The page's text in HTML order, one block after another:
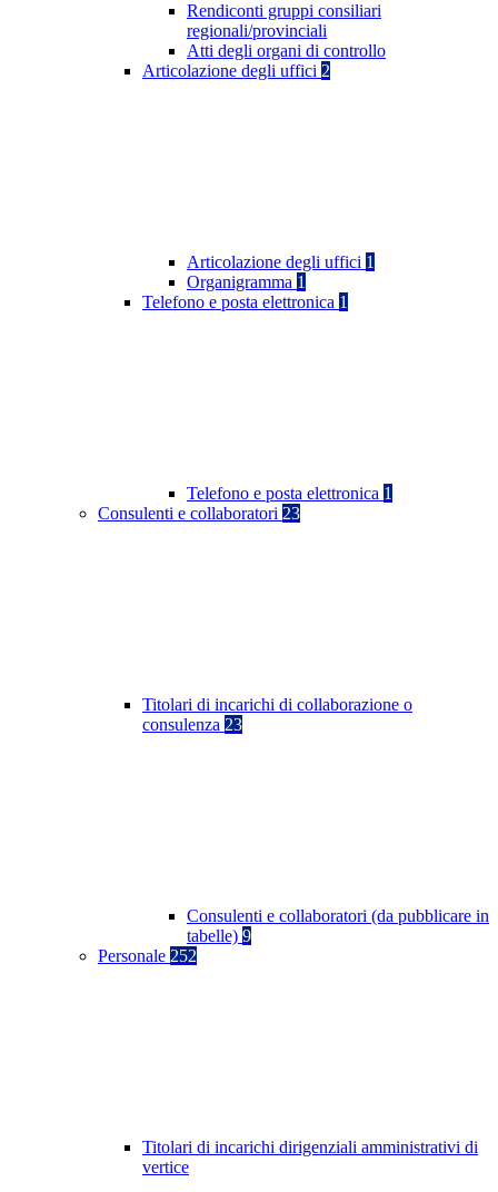
Rendiconti gruppi consiliari
regionali/provinciali
Atti degli organi di controllo
Articolazione degli uffici 2
Articolazione degli uffici 1
Organigramma 1
Telefono e posta elettronica 1
Telefono e posta elettronica 1
Consulenti e collaboratori 23
Titolari di incarichi di collaborazione o
consulenza 23
Consulenti e collaboratori (da pubblicare in
tabelle) 9
Personale 252
Titolari di incarichi dirigenziali amministrativi di
vertice